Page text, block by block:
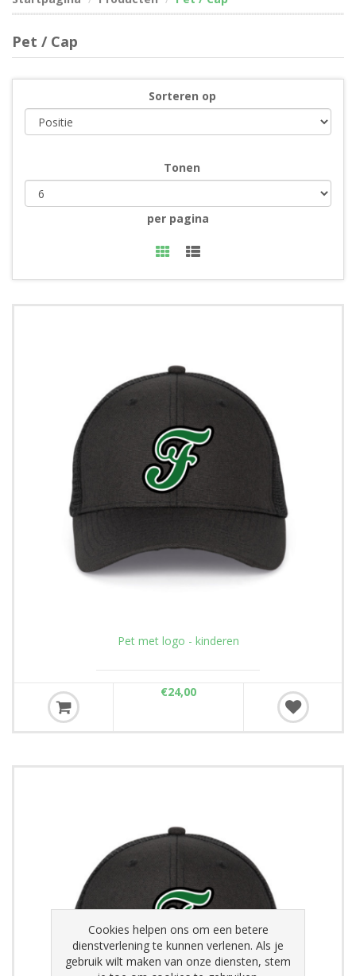
Pet / Cap
Sorteren op
Tonen
per pagina
Pet met logo - kinderen
€24,00
Cookies helpen ons om een betere
dienstverlening te kunnen verlenen. Als je
gebruik wilt maken van onze diensten, stem